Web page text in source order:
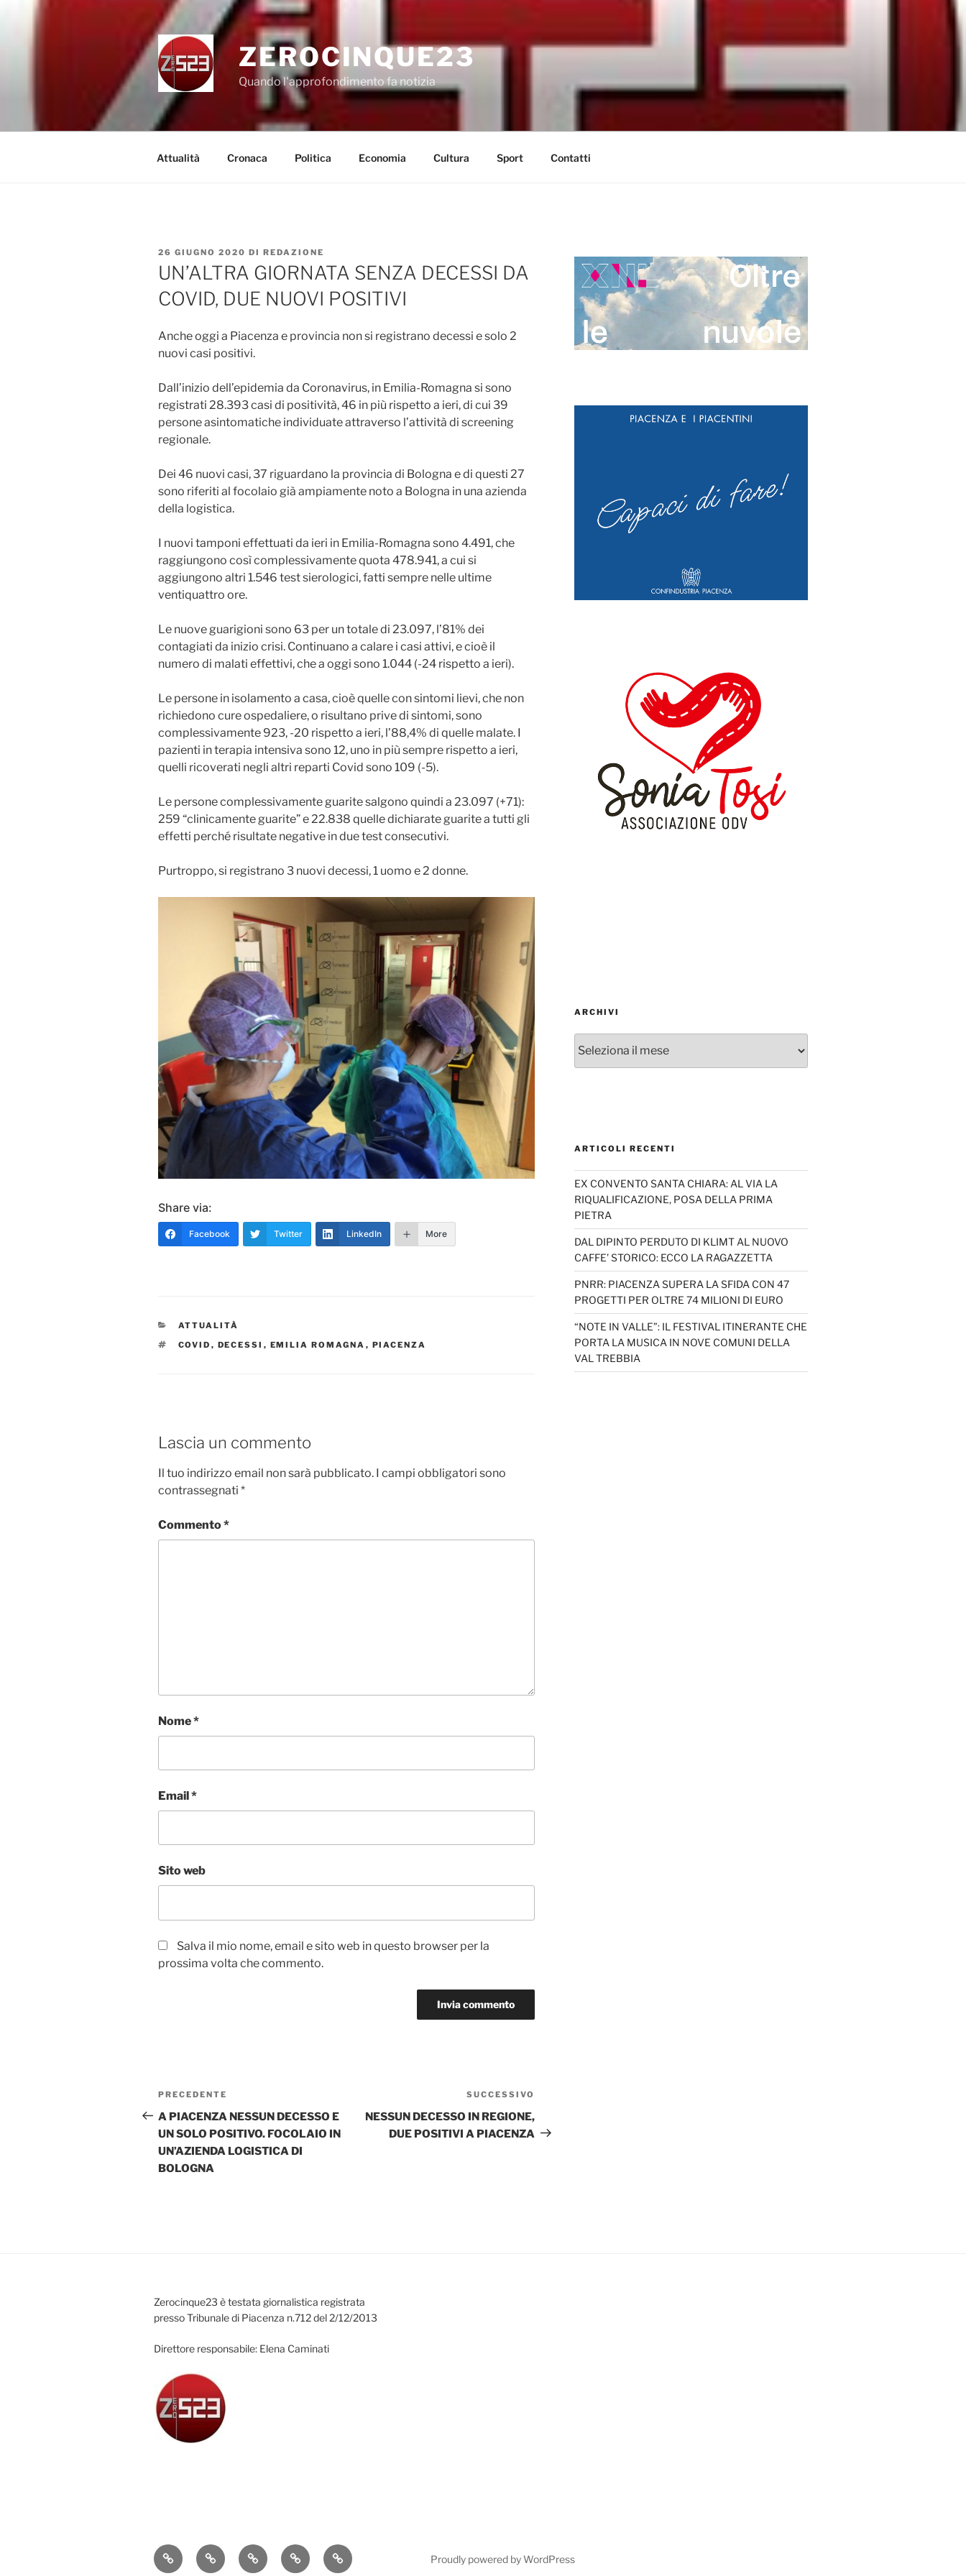
ZEROCINQUE23
Quando l'approfondimento fa notizia
Attualità Cronaca Politica Economia Cultura Sport Contatti
PUBBLICATO
IL
26 GIUGNO 2020 DI REDAZIONE
UN’ALTRA GIORNATA SENZA DECESSI DA
COVID, DUE NUOVI POSITIVI
Anche oggi a Piacenza e provincia non si registrano decessi e solo 2
nuovi casi positivi.
Dall’inizio dell’epidemia da Coronavirus, in Emilia-Romagna si sono
registrati 28.393 casi di positività, 46 in più rispetto a ieri, di cui 39
persone asintomatiche individuate attraverso l’attività di screening
regionale.
Dei 46 nuovi casi, 37 riguardano la provincia di Bologna e di questi 27
sono riferiti al focolaio già ampiamente noto a Bologna in una azienda
della logistica.
I nuovi tamponi effettuati da ieri in Emilia-Romagna sono 4.491, che
raggiungono così complessivamente quota 478.941, a cui si
aggiungono altri 1.546 test sierologici, fatti sempre nelle ultime
ventiquattro ore.
Le nuove guarigioni sono 63 per un totale di 23.097, l’81% dei
contagiati da inizio crisi. Continuano a calare i casi attivi, e cioè il
numero di malati effettivi, che a oggi sono 1.044 (-24 rispetto a ieri).
Le persone in isolamento a casa, cioè quelle con sintomi lievi, che non
richiedono cure ospedaliere, o risultano prive di sintomi, sono
complessivamente 923, -20 rispetto a ieri, l’88,4% di quelle malate. I
pazienti in terapia intensiva sono 12, uno in più sempre rispetto a ieri,
quelli ricoverati negli altri reparti Covid sono 109 (-5).
Le persone complessivamente guarite salgono quindi a 23.097 (+71):
259 “clinicamente guarite” e 22.838 quelle dichiarate guarite a tutti gli
effetti perché risultate negative in due test consecutivi.
Purtroppo, si registrano 3 nuovi decessi, 1 uomo e 2 donne.
Share via:
Facebook Twitter LinkedIn More
CATEGORIE
ATTUALITÀ
TAG
COVID , DECESSI , EMILIA ROMAGNA , PIACENZA
Lascia un commento
Il tuo indirizzo email non sarà pubblicato. I campi obbligatori sono
contrassegnati *
Commento*
Nome*
Email*
Sito web
Salva il mio nome, email e sito web in questo browser per la
prossima volta che commento.
Navigazione
articoli
Articolo
precedente:
PRECEDENTE
A PIACENZA NESSUN DECESSO E
UN SOLO POSITIVO. FOCOLAIO IN
UN’AZIENDA LOGISTICA DI
BOLOGNA
SUCCESSIVO
NESSUN DECESSO IN REGIONE,
DUE POSITIVI A PIACENZA
ARCHIVI
ARTICOLI RECENTI
EX CONVENTO SANTA CHIARA: AL VIA LA
RIQUALIFICAZIONE, POSA DELLA PRIMA
PIETRA
DAL DIPINTO PERDUTO DI KLIMT AL NUOVO
CAFFE’ STORICO: ECCO LA RAGAZZETTA
PNRR: PIACENZA SUPERA LA SFIDA CON 47
PROGETTI PER OLTRE 74 MILIONI DI EURO
“NOTE IN VALLE”: IL FESTIVAL ITINERANTE CHE
PORTA LA MUSICA IN NOVE COMUNI DELLA
VAL TREBBIA
Zerocinque23 è testata giornalistica registrata
presso Tribunale di Piacenza n.712 del 2/12/2013
Direttore responsabile: Elena Caminati
AttualitàCronacaPolitica EconomiaCultura Proudly powered by WordPress